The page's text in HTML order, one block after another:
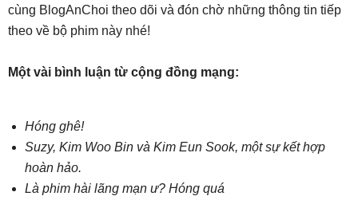
cùng BlogAnChoi theo dõi và đón chờ những thông tin tiếp
theo về bộ phim này nhé!
Một vài bình luận từ cộng đồng mạng:
Hóng ghê!
Suzy, Kim Woo Bin và Kim Eun Sook, một sự kết hợp
hoàn hảo.
Là phim hài lãng mạn ư? Hóng quá